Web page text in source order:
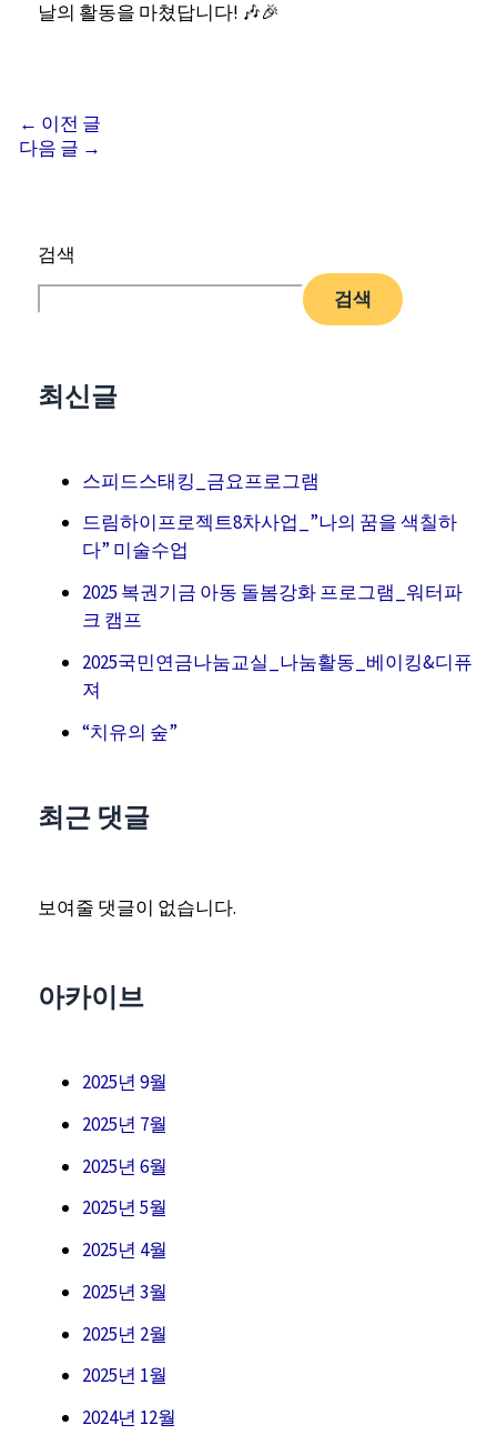
날의 활동을 마쳤답니다! 🎶🎉
← 이전 글
다음 글 →
검색
검색
최신글
스피드스태킹_금요프로그램
드림하이프로젝트8차사업_”나의 꿈을 색칠하
다” 미술수업
2025 복권기금 아동 돌봄강화 프로그램_워터파
크 캠프
2025국민연금나눔교실_나눔활동_베이킹&디퓨
져
“치유의 숲”
최근 댓글
보여줄 댓글이 없습니다.
아카이브
2025년 9월
2025년 7월
2025년 6월
2025년 5월
2025년 4월
2025년 3월
2025년 2월
2025년 1월
2024년 12월